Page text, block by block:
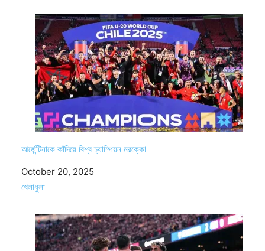
আর্জেন্টিনাকে কাঁদিয়ে বিশ্ব চ্যাম্পিয়ন মরক্কো
Date
October 20, 2025
In relation to
খেলাধুলা